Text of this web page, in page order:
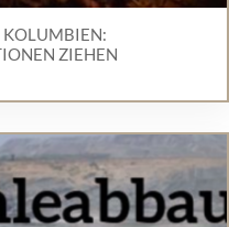
KOLUMBIEN:
ZIEHEN